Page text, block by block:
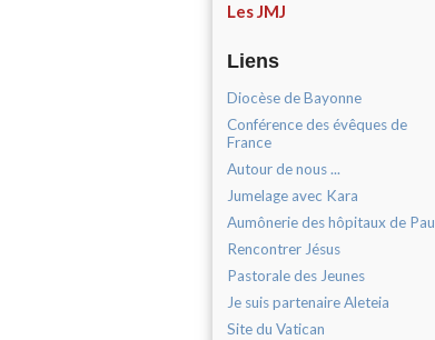
Les JMJ
Liens
Diocèse de Bayonne
Conférence des évêques de
France
Autour de nous ...
Jumelage avec Kara
Aumônerie des hôpitaux de Pau
Rencontrer Jésus
Pastorale des Jeunes
Je suis partenaire Aleteia
Site du Vatican